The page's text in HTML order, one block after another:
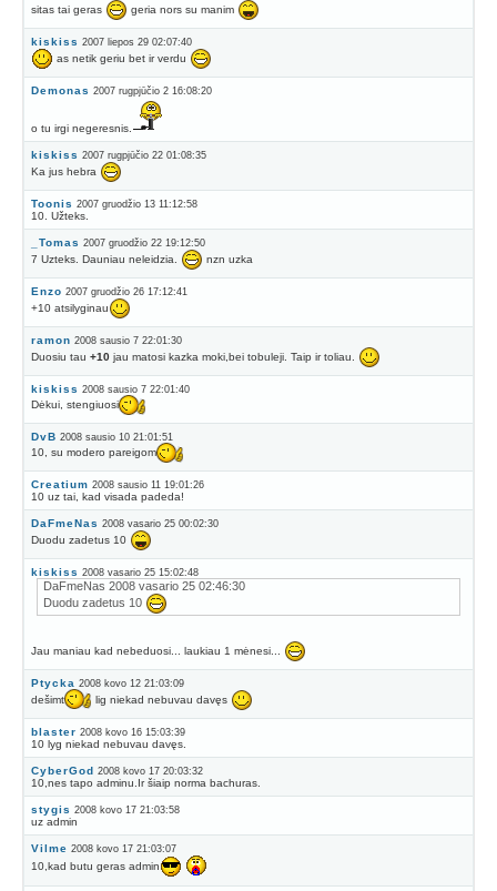
sitas tai geras geria nors su manim
kiskiss 2007 liepos 29 02:07:40
as netik geriu bet ir verdu
Demonas 2007 rugpjūčio 2 16:08:20
o tu irgi negeresnis.
kiskiss 2007 rugpjūčio 22 01:08:35
Ka jus hebra
Toonis 2007 gruodžio 13 11:12:58
10. Užteks.
_Tomas 2007 gruodžio 22 19:12:50
7 Uzteks. Dauniau neleidzia. nzn uzka
Enzo 2007 gruodžio 26 17:12:41
+10 atsilyginau
ramon 2008 sausio 7 22:01:30
Duosiu tau +10jau matosi kazka moki,bei tobuleji. Taip ir toliau.
kiskiss 2008 sausio 7 22:01:40
Dėkui, stengiuosi
DvB 2008 sausio 10 21:01:51
10, su modero pareigom
Creatium 2008 sausio 11 19:01:26
10 uz tai, kad visada padeda!
DaFmeNas 2008 vasario 25 00:02:30
Duodu zadetus 10
kiskiss 2008 vasario 25 15:02:48
DaFmeNas 2008 vasario 25 02:46:30
Duodu zadetus 10
Jau maniau kad nebeduosi... laukiau 1 mėnesi...
Ptycka 2008 kovo 12 21:03:09
dešimt lig niekad nebuvau davęs
blaster 2008 kovo 16 15:03:39
10 lyg niekad nebuvau davęs.
CyberGod 2008 kovo 17 20:03:32
10,nes tapo adminu.Ir šiaip norma bachuras.
stygis 2008 kovo 17 21:03:58
uz admin
Vilme 2008 kovo 17 21:03:07
10,kad butu geras admin